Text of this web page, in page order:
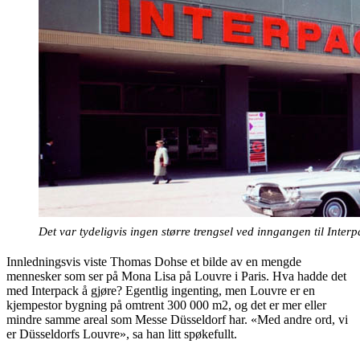
Det var tydeligvis ingen større trengsel ved inngangen til
Innledningsvis viste Thomas Dohse et bilde av en mengde
mennesker som ser på Mona Lisa på Louvre i Paris. Hva hadde det
med Interpack å gjøre? Egentlig ingenting, men Louvre er en
kjempestor bygning på omtrent 300 000 m2, og det er mer eller
mindre samme areal som Messe Düsseldorf har. «Med andre ord, vi
er Düsseldorfs Louvre», sa han litt spøkefullt.